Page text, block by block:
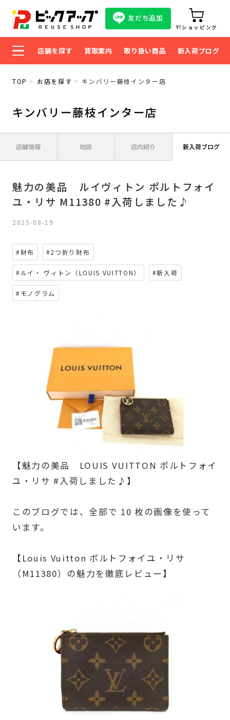
友だち追加
Y!ショッピング
店舗を探す 買取案内 取り扱い商品 新入荷ブログ
TOP お店を探す キンバリー藤枝インター店
キンバリー藤枝インター店
店舗情報 地図 店内紹介 新入荷ブログ
魅力の美品 ルイヴィトン ポルトフォイ
ユ・リサ M11380 #入荷しました♪
2025-08-19
#財布 #2つ折り財布
#ルイ・ ヴィトン（LOUIS VUITTON） #新入荷
#モノグラム
【魅力の美品 LOUIS VUITTON ポルトフォイ
ユ・リサ #入荷しました♪】
このブログでは、全部で 10 枚の画像を使って
います。
【Louis Vuitton ポルトフォイユ・リサ
（M11380）の魅力を徹底レビュー】